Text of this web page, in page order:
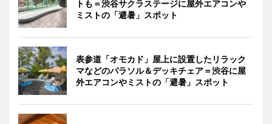
トも＝渋谷サクラステージに屋外エアコンや
ミストの「避暑」スポット
表参道「オモカド」屋上に設置したリラック
マなどのパラソル＆デッキチェア＝渋谷に屋
外エアコンやミストの「避暑」スポット